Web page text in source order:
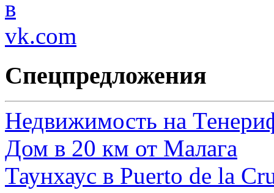
Спецпредложения
Недвижимость на
Дом в 20 км от Малага
Таунхаус в Puerto de la